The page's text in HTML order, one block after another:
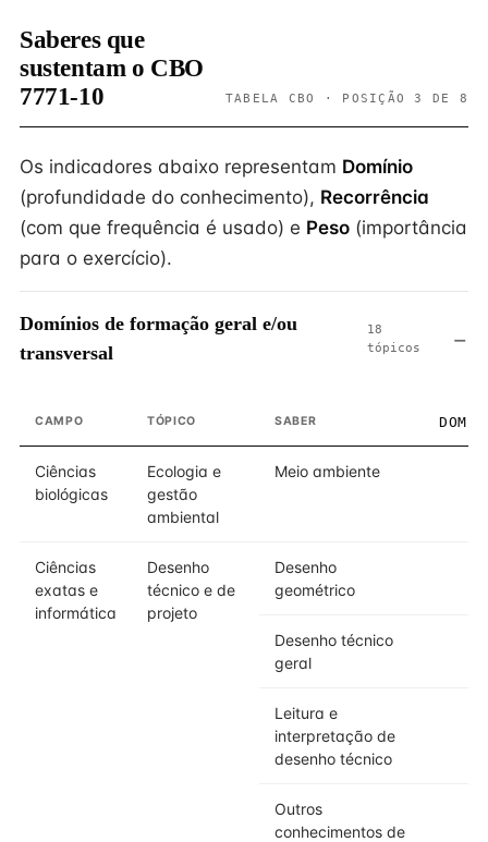
Saberes que
sustentam o CBO
7771-10
TABELA CBO · POSIÇÃO 3 DE 8
Os indicadores abaixo representam Domínio
(profundidade do conhecimento), Recorrência
(com que frequência é usado) e Peso (importância
para o exercício).
Domínios de formação geral e/ou
transversal
18
tópicos
CAMPO TÓPICO SABER
Ciências
biológicas
Ecologia e
gestão
ambiental
Meio ambiente
Ciências
exatas e
informática
Desenho
técnico e de
projeto
Desenho
geométrico
Desenho técnico
geral
Leitura e
interpretação de
desenho técnico
Outros
conhecimentos de